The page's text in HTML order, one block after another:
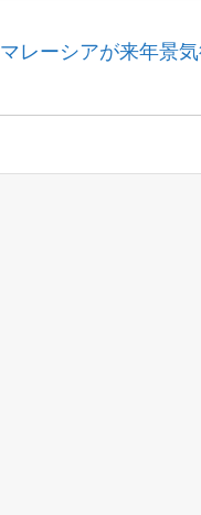
Next
マレーシアが来年景